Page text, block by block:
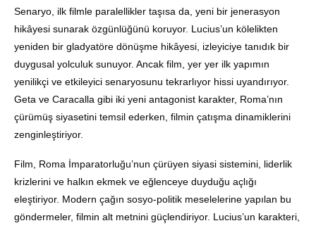
Senaryo, ilk filmle paralellikler taşısa da, yeni bir jenerasyon
hikâyesi sunarak özgünlüğünü koruyor. Lucius’un kölelikten
yeniden bir gladyatöre dönüşme hikâyesi, izleyiciye tanıdık bir
duygusal yolculuk sunuyor. Ancak film, yer yer ilk yapımın
yenilikçi ve etkileyici senaryosunu tekrarlıyor hissi uyandırıyor.
Geta ve Caracalla gibi iki yeni antagonist karakter, Roma’nın
çürümüş siyasetini temsil ederken, filmin çatışma dinamiklerini
zenginleştiriyor.
Film, Roma İmparatorluğu’nun çürüyen siyasi sistemini, liderlik
krizlerini ve halkın ekmek ve eğlenceye duyduğu açlığı
eleştiriyor. Modern çağın sosyo-politik meselelerine yapılan bu
göndermeler, filmin alt metnini güçlendiriyor. Lucius’un karakteri,